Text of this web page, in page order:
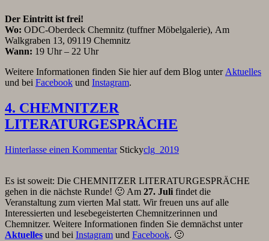
Der Eintritt ist frei!
Wo: ODC-Oberdeck Chemnitz (tuffner Möbelgalerie), Am
Walkgraben 13, 09119 Chemnitz
Wann: 19 Uhr – 22 Uhr
Weitere Informationen finden Sie hier auf dem Blog unter Aktuelles
und bei Facebook und Instagram.
4. CHEMNITZER
LITERATURGESPRÄCHE
Hinterlasse einen Kommentar Stickyclg_2019
Es ist soweit: Die CHEMNITZER LITERATURGESPRÄCHE
gehen in die nächste Runde! 🙂 Am 27. Juli findet die
Veranstaltung zum vierten Mal statt. Wir freuen uns auf alle
Interessierten und lesebegeisterten Chemnitzerinnen und
Chemnitzer. Weitere Informationen finden Sie demnächst unter
Aktuelles und bei Instagram und Facebook. 🙂